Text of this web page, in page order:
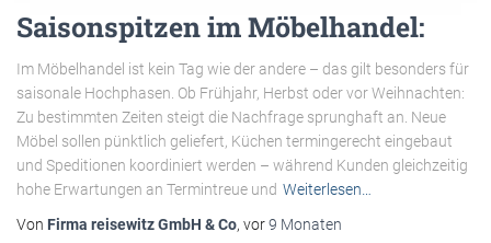
Saisonspitzen im Möbelhandel:
Im Möbelhandel ist kein Tag wie der andere – das gilt besonders für
saisonale Hochphasen. Ob Frühjahr, Herbst oder vor Weihnachten:
Zu bestimmten Zeiten steigt die Nachfrage sprunghaft an. Neue
Möbel sollen pünktlich geliefert, Küchen termingerecht eingebaut
und Speditionen koordiniert werden – während Kunden gleichzeitig
hohe Erwartungen an Termintreue und Weiterlesen…
Von Firma reisewitz GmbH & Co, vor9 Monaten